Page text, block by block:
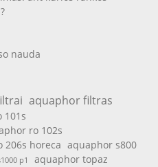
nauda
aquaphor filtras
101s
ro 102s
206s horeca aquaphor s800
p1 aquaphor topaz